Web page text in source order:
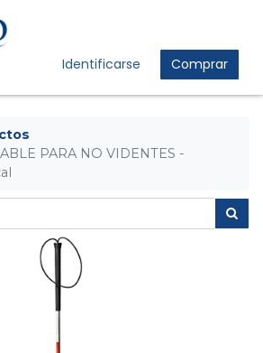
Identificarse Comprar
PARA NO VIDENTES -